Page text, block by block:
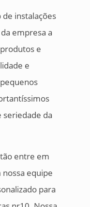
instalações
empresa a
e
e
seriedade da
entre em
equipe
para